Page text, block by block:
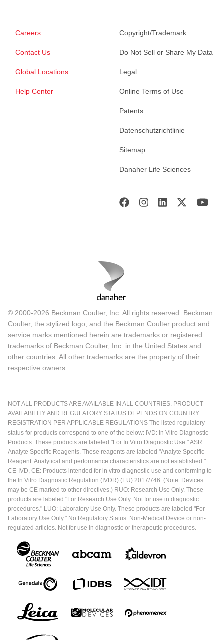
Careers
Contact Us
Global Locations
Help Center
Copyright/Trademark
Do Not Sell or Share My Data
Legal
Online Terms of Use
Patents
Datenschutzrichtlinie
Sitemap
Danaher Life Sciences
© 2000-2026 Beckman Coulter, Inc. All rights reserved. Beckman
Coulter, the stylized logo, and the Beckman Coulter product and
service marks mentioned herein are trademarks or registered
trademarks of Beckman Coulter, Inc. in the United States and
other countries. All other trademarks are the property of their
respective owners.
NOT ALL PRODUCTS ARE AVAILABLE IN ALL COUNTRIES. PRODUCT
AVAILABILITY AND REGULATORY STATUS DEPENDS ON COUNTRY
REGISTRATION PER APPLICABLE REGULATIONS The listed regulatory
status for products correspond to one of the below: IVD: In Vitro Diagnostic
Products. These products are labeled "For In Vitro Diagnostic Use." ASR:
Analyte Specific Reagents. These reagents are labeled "Analyte Specific
Reagent. Analytical and performance characteristics are not established."
CE-IVD, CE: Products intended for in vitro diagnostic use and conforming to
the In Vitro Diagnostic Regulation (IVDR) (EU) 2017/746. (Note: Devices
may be CE marked to other directives.) RUO: Research Use Only. These
products are labeled "For Research Use Only. Not for use in diagnostic
procedures." LUO: Laboratory Use Only. These products are labeled "For
Laboratory Use Only." No Regulatory Status: Non-Medical Device or non-
regulated articles. Not for use in diagnostic or therapeutic procedures.